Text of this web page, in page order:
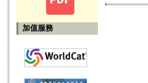
加值服務